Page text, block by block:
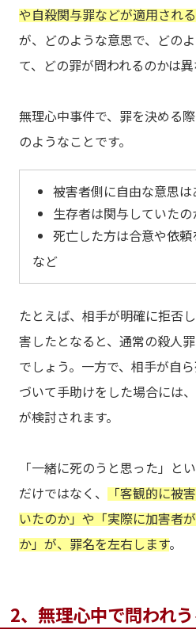
や自殺関与罪などが適用され
が、どのような意思で、どの
て、どの罪が問われるのかは異
無理心中事件で、罪を決める
のようなことです。
被害者側に自由な意思
生存者は関与していたの
死亡した方は合意や依
など
たとえば、相手が明確に拒否
害したとなると、通常の殺人
でしょう。一方で、相手が自
づいて手助けをした場合には
が検討されます。
「一緒に死のうと思った」と
だけではなく、 「客観的に被
いたのか」や「実際に加害者
か」が、罪名を左右します。
2、無理心中で問われ